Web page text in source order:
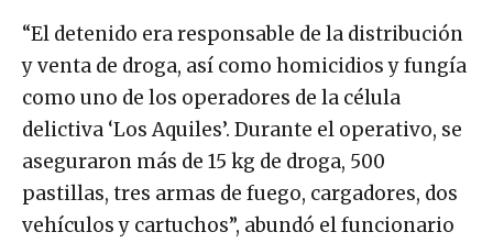
“El detenido era responsable de la distribución
y venta de droga, así como homicidios y fungía
como uno de los operadores de la célula
delictiva ‘Los Aquiles’. Durante el operativo, se
aseguraron más de 15 kg de droga, 500
pastillas, tres armas de fuego, cargadores, dos
vehículos y cartuchos”, abundó el funcionario